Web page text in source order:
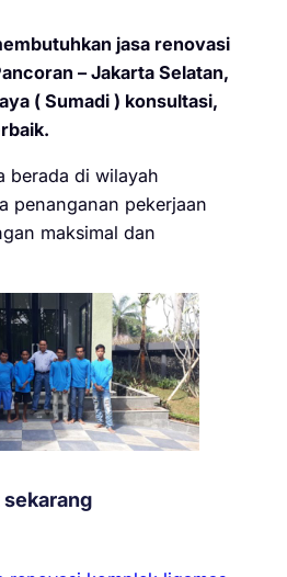
jasa renovasi
– Jakarta Selatan,
( Sumadi ) konsultasi,
berada di wilayah
penanganan pekerjaan
maksimal dan